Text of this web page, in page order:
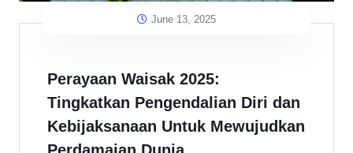
June 13, 2025
Perayaan Waisak 2025:
Tingkatkan Pengendalian Diri dan
Kebijaksanaan Untuk Mewujudkan